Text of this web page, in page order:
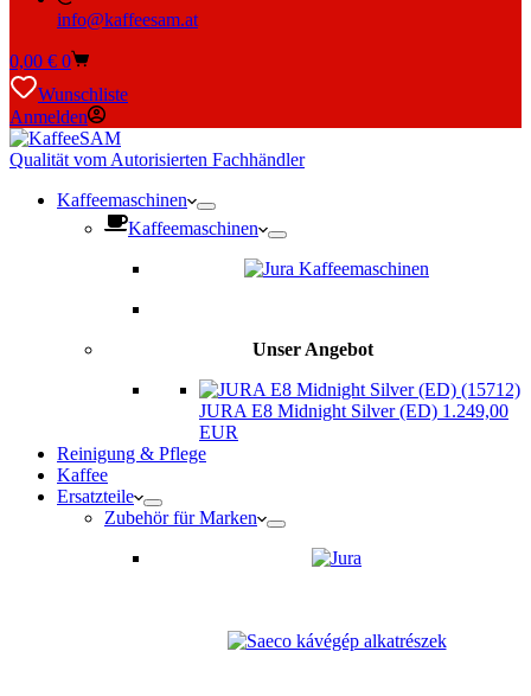
info@kaffeesam.at
Warenkorb
0,00 € 0
Wunschliste
Anmelden
Qualität vom Autorisierten Fachhändler
Kaffeemaschinen
Kaffeemaschinen
Unser Angebot
JURA E8 Midnight Silver (ED) 1.249,00
EUR
Reinigung & Pflege
Kaffee
Ersatzteile
Zubehör für Marken